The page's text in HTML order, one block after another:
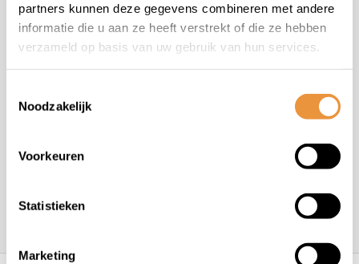
partners kunnen deze gegevens combineren met andere
informatie die u aan ze heeft verstrekt of die ze hebben
verzameld op basis van uw gebruik van hun services.
Noodzakelijk
Voorkeuren
Statistieken
Marketing
+31 78 780 2330
info@artsloten.nl